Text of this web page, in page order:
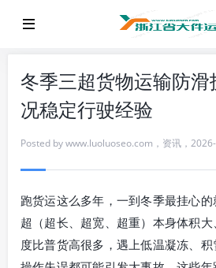
冬季三超货物运输防
况稳定行驶经验
Posted bywww.luoluoseo.com ， 资讯 ，
跑货运这么多年，一到冬季最挂心
超（超长、超宽、超重）本身体积
度比普货高很多，遇上低温凝冻、